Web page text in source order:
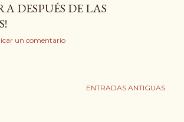
DESPUÉS DE LAS
un comentario
ENTRADAS ANTIGUAS